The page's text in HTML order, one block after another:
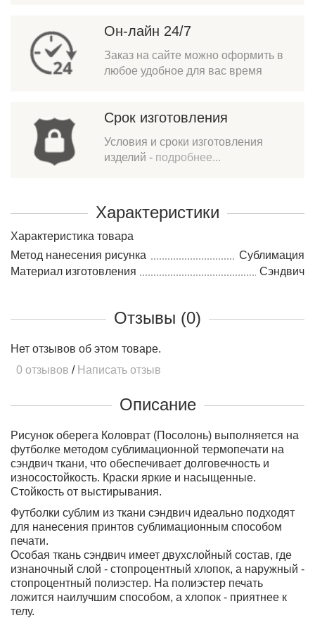
Он-лайн 24/7
Заказ на сайте можно оформить в
любое удобное для вас время
Срок изготовления
Условия и сроки изготовления
изделий - подробнее...
Характеристики
Характеристика товара
Метод нанесения рисунка
Сублимация
Материал изготовления
Сэндвич
Отзывы (0)
Нет отзывов об этом товаре.
0 отзывов / Написать отзыв
Описание
Рисунок оберега Коловрат (Посолонь) выполняется на
футболке методом сублимационной термопечати на
сэндвич ткани, что обеспечивает долговечность и
износостойкость. Краски яркие и насыщенные.
Стойкость от выстирывания.
Футболки сублим из ткани сэндвич идеально подходят
для нанесения принтов сублимационным способом
печати.
Особая ткань сэндвич имеет двухслойный состав, где
изнаночный слой - стопроцентный хлопок, а наружный -
стопроцентный полиэстер. На полиэстер печать
ложится наилучшим способом, а хлопок - приятнее к
телу.